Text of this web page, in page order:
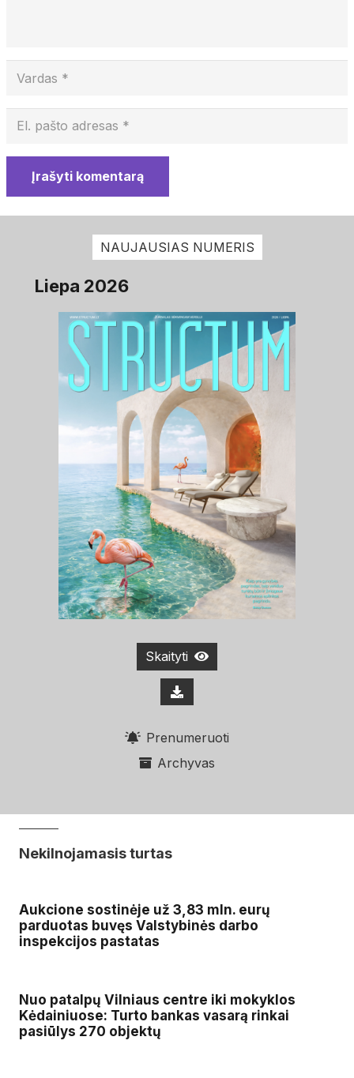
Įrašyti komentarą
NAUJAUSIAS NUMERIS
Liepa 2026
Skaityti
Prenumeruoti
Archyvas
Nekilnojamasis turtas
Aukcione sostinėje už 3,83 mln. eurų
parduotas buvęs Valstybinės darbo
inspekcijos pastatas
Nuo patalpų Vilniaus centre iki mokyklos
Kėdainiuose: Turto bankas vasarą rinkai
pasiūlys 270 objektų